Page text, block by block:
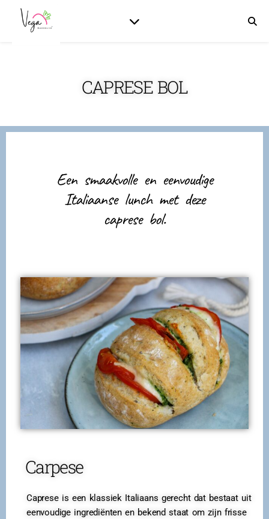
CAPRESE BOL
Een smaakvolle en eenvoudige
Italiaanse lunch met deze
caprese bol.
Carpese
Caprese is een klassiek Italiaans gerecht dat bestaat uit
eenvoudige ingrediënten en bekend staat om zijn frisse